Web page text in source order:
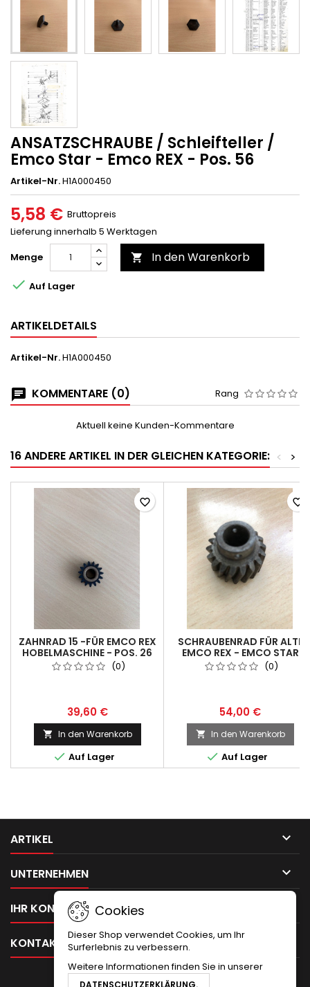
ANSATZSCHRAUBE / Schleifteller /
Emco Star - Emco REX - Pos. 56
Artikel-Nr.H1A000450
5,58 € Bruttopreis
Lieferung innerhalb 5 Werktagen
Menge
 In den Warenkorb
 Auf Lager
ARTIKELDETAILS
Artikel-Nr.H1A000450
KOMMENTARE (0) Rang
Aktuell keine Kunden-Kommentare
16 ANDERE ARTIKEL IN DER GLEICHEN KATEGORIE: >
<
ZAHNRAD 15 -FÜR EMCO REX
HOBELMASCHINE - POS. 26
(0)
39,60 €
 In den Warenkorb
 Auf Lager
favorite_border
SCHRAUBENRAD FÜR ALTE
EMCO REX - EMCO STAR
GOLD
(0)
54,00 €
 In den Warenkorb
 Auf Lager
favorite_border
ARTIKEL 
UNTERNEHMEN 
IHR KONTO
KONTAKT
Cookies
Dieser Shop verwendet Cookies, um Ihr
Surferlebnis zu verbessern.
Weitere Informationen finden Sie in unserer
DATENSCHUTZERKLÄRUNG.
NEWSLETTER